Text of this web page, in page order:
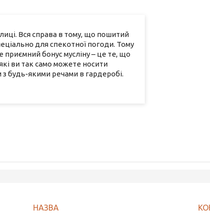
Вся справа в тому, що пошитий
для спекотної погоди. Тому
приємний бонус мусліну – це те, що
ви так само можете носити
будь-якими речами в гардеробі.